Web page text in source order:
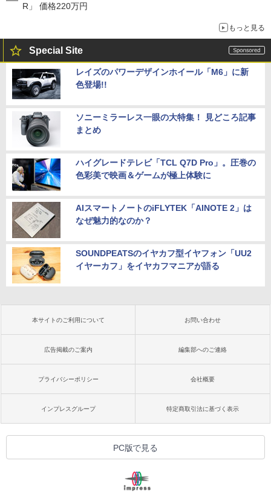
R」 価格220万円
もっと見る
Special Site
レイズのパワーデザインホイール「M6」に新
色登場!!
ソニーミラーレス一眼の大特集！ 見どころ記事
まとめ
ハイグレードテレビ「TCL Q7D Pro」。圧巻の
色彩美で映画＆ゲームが極上体験に
AIスマートノートのiFLYTEK「AINOTE 2」は
なぜ魅力的なのか？
SOUNDPEATSのイヤカフ型イヤフォン「UU2
イヤーカフ」をイヤカフマニアが語る
本サイトのご利用について お問い合わせ
広告掲載のご案内 編集部へのご連絡
プライバシーポリシー 会社概要
インプレスグループ 特定商取引法に基づく表示
PC版で見る